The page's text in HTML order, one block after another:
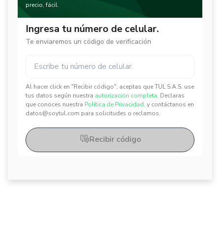
precio, fácil.
Ingresa tu número de celular.
Te enviaremos un código de verificación
Al hacer click en "Recibir código", aceptas que TUL S.A.S. use
tus datos según nuestra autorización completa. Declaras
que conoces nuestra Política de Privacidad. y contáctanos en
datos@soytul.com para solicitudes o reclamos.
✕
✕
Recibir código